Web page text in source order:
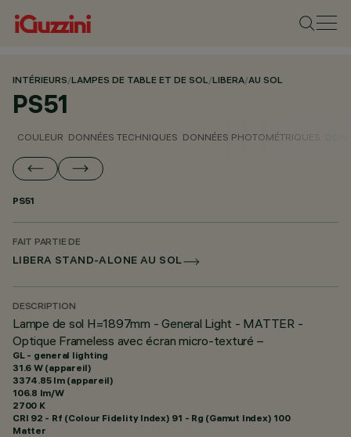
INTÉRIEURS/LAMPES DE TABLE ET DE SOL/LIBERA/AU SOL
PS51
COULEUR DONNÉES TECHNIQUES DONNÉES PHOTOMÉTRIQUES
PS51
FAIT PARTIE DE
LIBERA STAND-ALONE AU SOL
DESCRIPTION
Lampe de sol H=1897mm - General Light - MATTER -
Optique Frameless avec écran micro-texturé –
GL - general lighting
31.6 W (appareil)
3374.85 lm (appareil)
106.8 lm/W
2700 K
CRI 92 - Rf (Colour Fidelity Index) 91 - Rg (Gamut Index) 100
Matter